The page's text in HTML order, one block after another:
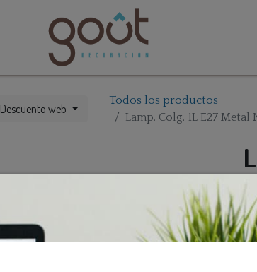
Descuento web
Todos los productos
Lamp. Colg. 1L E27